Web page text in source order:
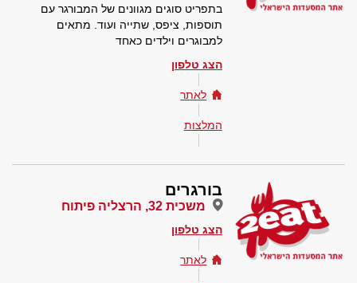
בתפריט סוגים מגוונים של המבורגר עם
תוספות, ציפס, שתייה ועוד. מתאים
למבוגרים וילדים כאחד
הצג טלפון
לאתר
המלצות
בורגרים
משכית 32, הרצליה פיתוח
הצג טלפון
לאתר